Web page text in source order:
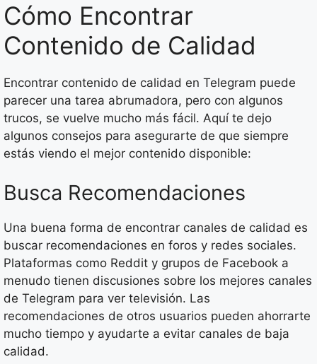
Cómo Encontrar
Contenido de Calidad
Encontrar contenido de calidad en Telegram puede
parecer una tarea abrumadora, pero con algunos
trucos, se vuelve mucho más fácil. Aquí te dejo
algunos consejos para asegurarte de que siempre
estás viendo el mejor contenido disponible:
Busca Recomendaciones
Una buena forma de encontrar canales de calidad es
buscar recomendaciones en foros y redes sociales.
Plataformas como Reddit y grupos de Facebook a
menudo tienen discusiones sobre los mejores canales
de Telegram para ver televisión. Las
recomendaciones de otros usuarios pueden ahorrarte
mucho tiempo y ayudarte a evitar canales de baja
calidad.